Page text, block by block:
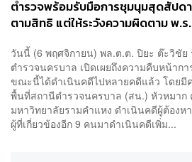
ตำรวจพร้อมรับมือการชุมนุมสุดสัปด
ตามสิทธิ แต่ให้ระวังความผิดตาม พ.
วันนี้ (6 พฤศจิกายน) พล.ต.ต. ปิยะ ต๊ะวิชัย
ตำรวจนครบาล เปิดเผยถึงความคืบหน้าก
ขณะนี้ได้ดำเนินคดีไปหลายคดีแล้ว โดยมี
พื้นที่สถานีตำรวจนครบาล (สน.) หัวหมาก
มหาวิทยาลัยรามคำแหง ดำเนินคดีผู้ต้องห
ผู้ที่เกี่ยวข้องอีก 9 คนมาดำเนินคดีเพิ่ม...